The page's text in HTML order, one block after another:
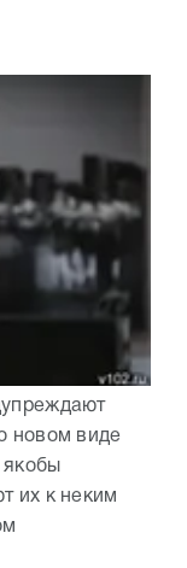
новом виде
их к неким